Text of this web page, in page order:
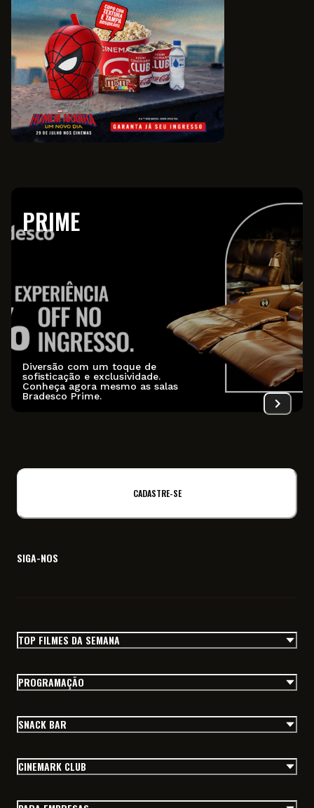
PRIME
Diversão com um toque de
sofisticação e exclusividade.
Conheça agora mesmo as salas
Bradesco Prime.
CADASTRE-SE
SIGA-NOS
TOP FILMES DA SEMANA
PROGRAMAÇÃO
SNACK BAR
CINEMARK CLUB